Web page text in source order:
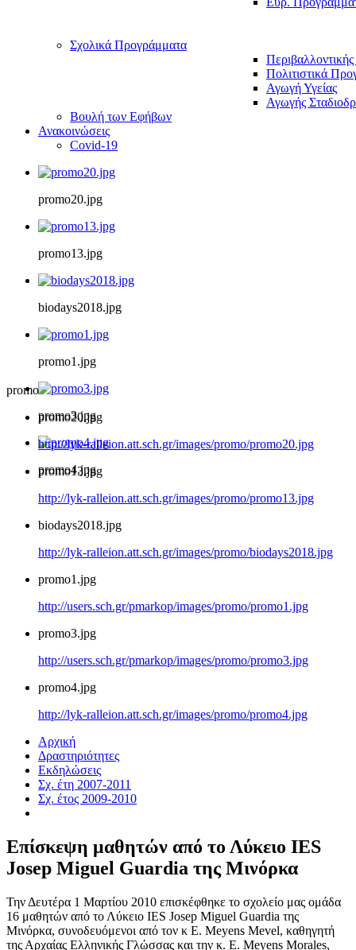
Σχολικά Προγράμματα
Πολιτιστικά
Αγωγή Υγείας
Αγωγής
Βουλή των Εφήβων
Ανακοινώσεις
Covid-19
promo20.jpg
promo13.jpg
biodays2018.jpg
promo1.jpg
promo3.jpg
promo4.jpg
promo
promo20.jpg
http://lyk-ralleion.att.sch.gr/images/promo/promo20.jpg
promo13.jpg
http://lyk-ralleion.att.sch.gr/images/promo/promo13.jpg
biodays2018.jpg
http://lyk-ralleion.att.sch.gr/images/promo/biodays2018.jpg
promo1.jpg
http://users.sch.gr/pmarkop/images/promo/promo1.jpg
promo3.jpg
http://users.sch.gr/pmarkop/images/promo/promo3.jpg
promo4.jpg
http://lyk-ralleion.att.sch.gr/images/promo/promo4.jpg
Αρχική
Δραστηριότητες
Εκδηλώσεις
Σχ. έτη 2007-2011
Σχ. έτος 2009-2010
Επίσκεψη μαθητών από το Λύκειο IES
Josep Miguel Guardia της Μινόρκα
Την Δευτέρα 1 Μαρτίου 2010 επισκέφθηκε το σχολείο μας ομάδα
16 μαθητών από το Λύκειο IES Josep Miguel Guardia της
Μινόρκα, συνοδευόμενοι από τον κ Ε. Μeyens Mevel, καθηγητή
της Αρχαίας Ελληνικής Γλώσσας και την κ. E. Meyens Morales,